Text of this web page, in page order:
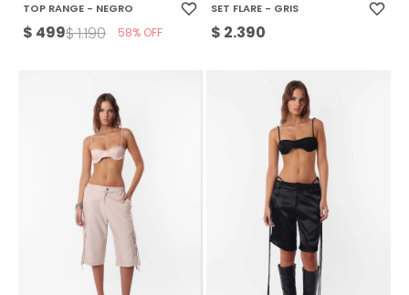
TOP RANGE - NEGRO
$ 499$1.190 58
SET FLARE - GRIS
$ 2.390